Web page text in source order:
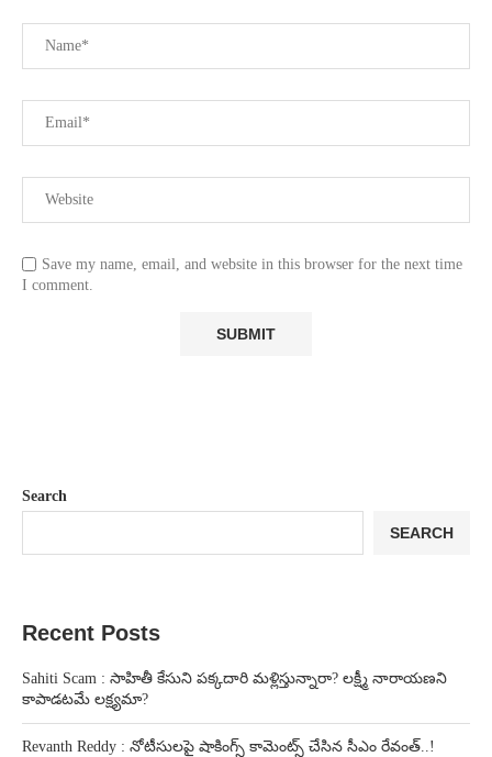
Save my name, email, and website in this browser for the next time
I comment.
Search
SEARCH
Recent Posts
Sahiti Scam : సాహితీ కేసుని పక్కదారి మళ్లిస్తున్నారా? లక్ష్మీ నారాయణని
కాపాడటమే లక్ష్యమా?
Revanth Reddy : నోటీసులపై షాకింగ్స్ కామెంట్స్ చేసిన సీఎం రేవంత్..!